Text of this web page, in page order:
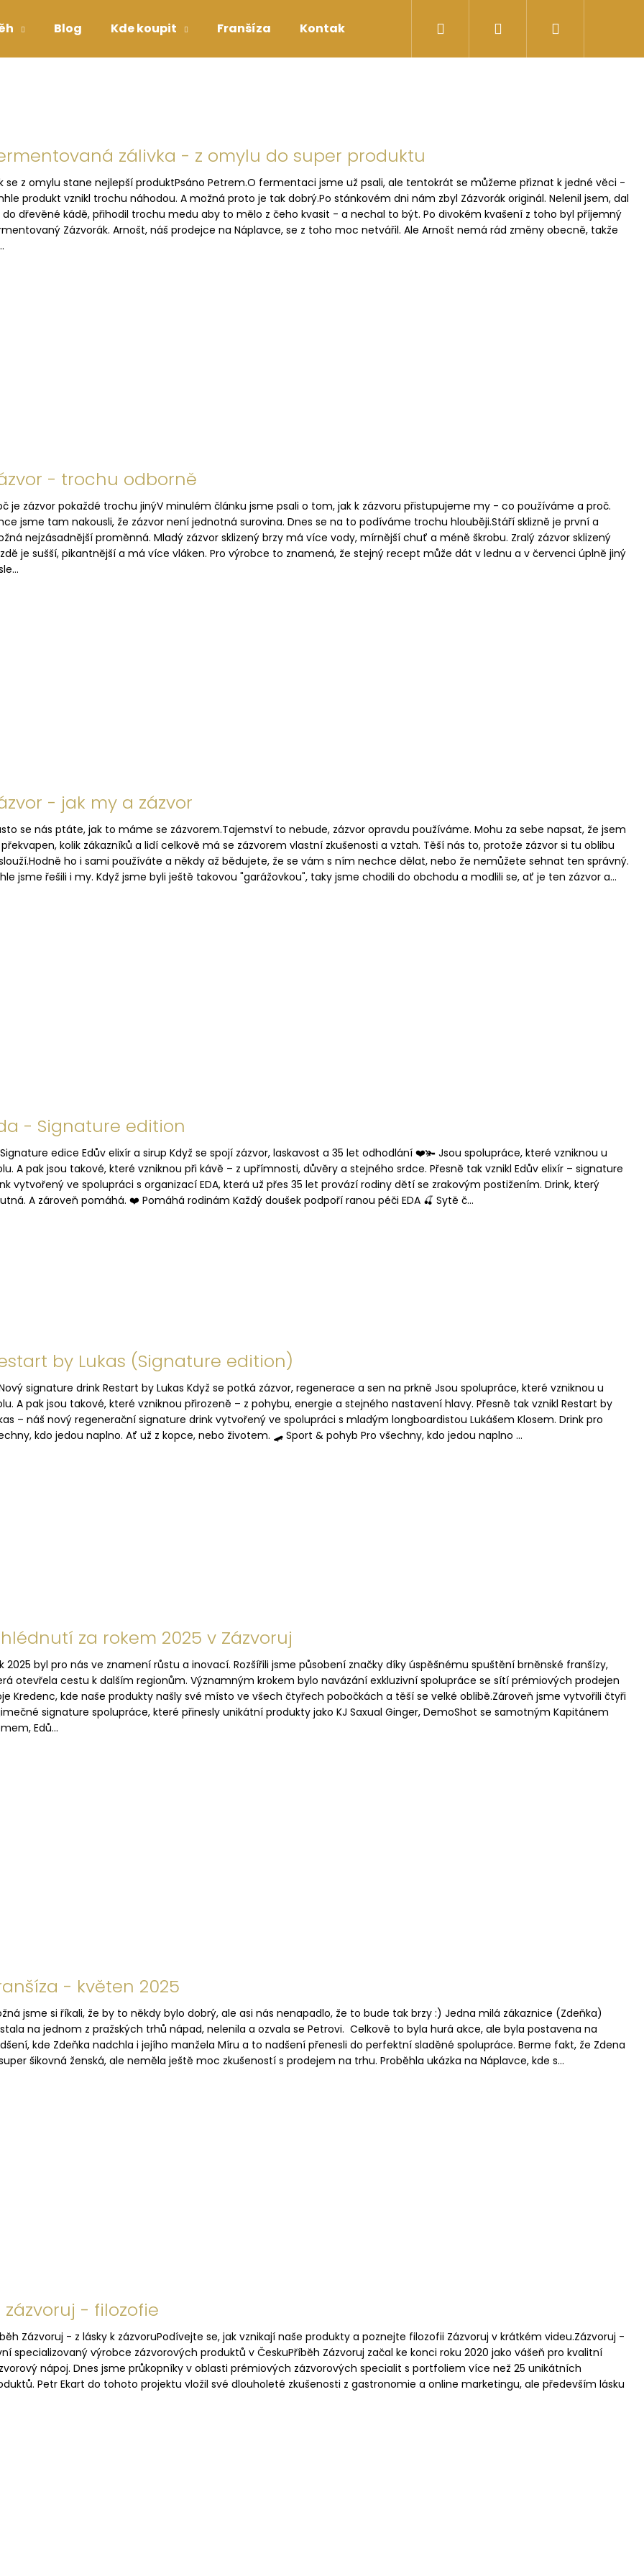
Blog Kde koupit Franšíza Kontakty Přihlášení
zálivka - z omylu do super produktu
se z omylu stane nejlepší produktPsáno Petrem.O fermentaci jsme už psali, ale tentokrát se můžeme přiznat k jedné věci -
produkt vznikl trochu náhodou. A možná proto je tak dobrý.Po stánkovém dni nám zbyl Zázvorák originál. Nelenil jsem, dal
do dřevěné kádě, přihodil trochu medu aby to mělo z čeho kvasit - a nechal to být. Po divokém kvašení z toho byl příjemný
Zázvorák. Arnošt, náš prodejce na Náplavce, se z toho moc netvářil. Ale Arnošt nemá rád změny obecně, takže
- trochu odborně
je zázvor pokaždé trochu jinýV minulém článku jsme psali o tom, jak k zázvoru přistupujeme my - co používáme a proč.
jsme tam nakousli, že zázvor není jednotná surovina. Dnes se na to podíváme trochu hlouběji.Stáří sklizně je první a
nejzásadnější proměnná. Mladý zázvor sklizený brzy má více vody, mírnější chuť a méně škrobu. Zralý zázvor sklizený
je sušší, pikantnější a má více vláken. Pro výrobce to znamená, že stejný recept může dát v lednu a v červenci úplně jiný
- jak my a zázvor
se nás ptáte, jak to máme se zázvorem.Tajemství to nebude, zázvor opravdu používáme. Mohu za sebe napsat, že jsem
kolik zákazníků a lidí celkově má se zázvorem vlastní zkušenosti a vztah. Těší nás to, protože zázvor si tu oblibu
ho i sami používáte a někdy až bědujete, že se vám s ním nechce dělat, nebo že nemůžete sehnat ten správný.
jsme řešili i my. Když jsme byli ještě takovou "garážovkou", taky jsme chodili do obchodu a modlili se, ať je ten zázvor a...
- Signature edition
edice Edův elixír a sirup Když se spojí zázvor, laskavost a 35 let odhodlání ❤️🫚 Jsou spolupráce, které vzniknou u
A pak jsou takové, které vzniknou při kávě – z upřímnosti, důvěry a stejného srdce. Přesně tak vznikl Edův elixír – signature
vytvořený ve spolupráci s organizací EDA, která už přes 35 let provází rodiny dětí se zrakovým postižením. Drink, který
A zároveň pomáhá. ❤️ Pomáhá rodinám Každý doušek podpoří ranou péči EDA 🍒 Sytě č...
by Lukas (Signature edition)
signature drink Restart by Lukas Když se potká zázvor, regenerace a sen na prkně Jsou spolupráce, které vzniknou u
A pak jsou takové, které vzniknou přirozeně – z pohybu, energie a stejného nastavení hlavy. Přesně tak vznikl Restart by
– náš nový regenerační signature drink vytvořený ve spolupráci s mladým longboardistou Lukášem Klosem. Drink pro
kdo jedou naplno. Ať už z kopce, nebo životem. 🛹 Sport & pohyb Pro všechny, kdo jedou naplno ...
za rokem 2025 v Zázvoruj
2025 byl pro nás ve znamení růstu a inovací. Rozšířili jsme působení značky díky úspěšnému spuštění brněnské franšízy,
otevřela cestu k dalším regionům. Významným krokem bylo navázání exkluzivní spolupráce se sítí prémiových prodejen
Kredenc, kde naše produkty našly své místo ve všech čtyřech pobočkách a těší se velké oblibě.Zároveň jsme vytvořili čtyři
signature spolupráce, které přinesly unikátní produkty jako KJ Saxual Ginger, DemoShot se samotným Kapitánem
Edů...
- květen 2025
jsme si říkali, že by to někdy bylo dobrý, ale asi nás nenapadlo, že to bude tak brzy :) Jedna milá zákaznice (Zdeňka)
na jednom z pražských trhů nápad, nelenila a ozvala se Petrovi. Celkově to byla hurá akce, ale byla postavena na
kde Zdeňka nadchla i jejího manžela Míru a to nadšení přenesli do perfektní sladěné spolupráce. Berme fakt, že Zdena
šikovná ženská, ale neměla ještě moc zkušeností s prodejem na trhu. Proběhla ukázka na Náplavce, kde s...
zázvoruj - filozofie
Zázvoruj - z lásky k zázvoruPodívejte se, jak vznikají naše produkty a poznejte filozofii Zázvoruj v krátkém videu.Zázvoruj -
specializovaný výrobce zázvorových produktů v ČeskuPříběh Zázvoruj začal ke konci roku 2020 jako vášeň pro kvalitní
nápoj. Dnes jsme průkopníky v oblasti prémiových zázvorových specialit s portfoliem více než 25 unikátních
Petr Ekart do tohoto projektu vložil své dlouholeté zkušenosti z gastronomie a online marketingu, ale především lásku
Doporučujeme